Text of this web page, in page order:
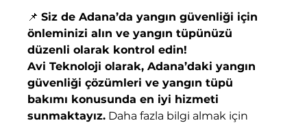
📌 Siz de Adana’da yangın güvenliği için
önleminizi alın ve yangın tüpünüzü
düzenli olarak kontrol edin!
Avi Teknoloji olarak, Adana’daki yangın
güvenliği çözümleri ve yangın tüpü
bakımı konusunda en iyi hizmeti
sunmaktayız. Daha fazla bilgi almak için